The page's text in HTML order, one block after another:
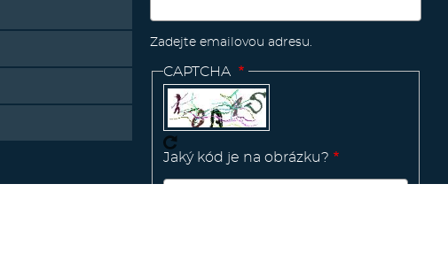
Zadejte emailovou adresu.
CAPTCHA
Jaký kód je na obrázku?